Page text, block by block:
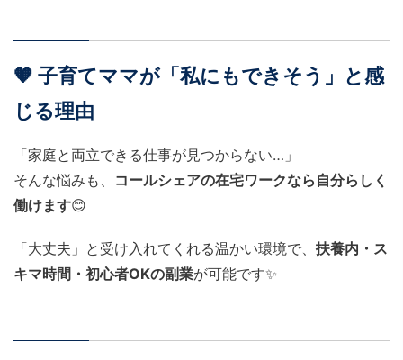
🧡 子育てママが「私にもできそう」と感
じる理由
「家庭と両立できる仕事が見つからない…」
そんな悩みも、 コールシェアの在宅ワークなら自分らしく
働けます😊
「大丈夫」と受け入れてくれる温かい環境で、 扶養内・ス
キマ時間・初心者OKの副業が可能です✨